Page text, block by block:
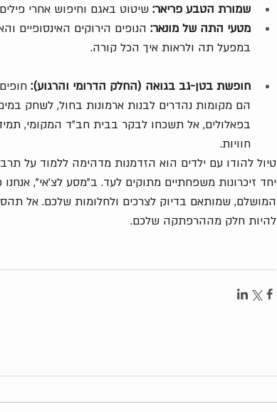
שמורת הטבע פריאר: שיטוט באגם וחיפוש אחרי
מטעי התה של מונאר: הנופים הירוקים
במפעל תה ולראות איך הכל קורה.
חופשת בטן-גב בגואה (החלק הדרומי והרגוע):
הם מקומות נהדרים לבנות ארמונות בחול, לשחק
בפאלולים, אל תשכחו לבקר בבית חב"ד המקומי,
חוויות.
טיול להודו עם ילדים הוא הזדמנות מדהימה ללמוד על
יחד זיכרונות משפחתיים מתוקים לעד. ב"מסע לצ'אי",
המושלם, שמותאם בדיוק לצרכים ולחלומות שלכם. אל
להיות חלק מההרפתקה שלכם.